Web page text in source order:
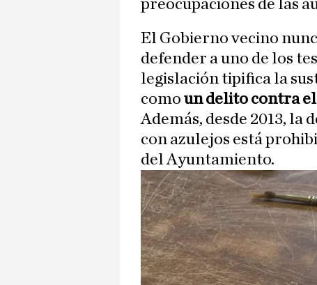
preocupaciones de las
El Gobierno vecino
defender a uno de los
legislación tipifica la
como un delito contra
Además, desde 2013, la
con azulejos está
del Ayuntamiento.